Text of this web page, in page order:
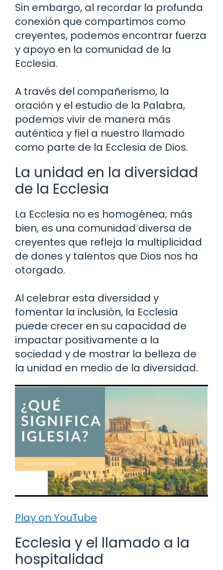
Sin embargo, al recordar la profunda
conexión que compartimos como
creyentes, podemos encontrar fuerza
y ​​apoyo en la comunidad de la
Ecclesia.
A través del compañerismo, la
oración y el estudio de la Palabra,
podemos vivir de manera más
auténtica y fiel a nuestro llamado
como parte de la Ecclesia de Dios.
La unidad en la diversidad
de la Ecclesia
La Ecclesia no es homogénea; más
bien, es una comunidad diversa de
creyentes que refleja la multiplicidad
de dones y talentos que Dios nos ha
otorgado.
Al celebrar esta diversidad y
fomentar la inclusión, la Ecclesia
puede crecer en su capacidad de
impactar positivamente a la
sociedad y de mostrar la belleza de
la unidad en medio de la diversidad.
Play on YouTube
Ecclesia y el llamado a la
hospitalidad